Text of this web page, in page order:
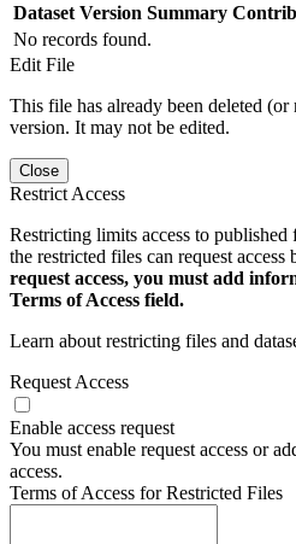
Dataset Version Summary
No records found.
Edit File
This file has already been deleted
version. It may not be edited.
Close
Restrict Access
Restricting limits access to
the restricted files can request access
request access, you must add
Terms of Access field.
Learn about restricting files and
Request Access
Enable access request
You must enable request access or
access.
Terms of Access for Restricted Files